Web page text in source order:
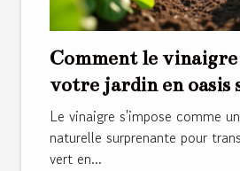
Comment le
votre jardin en oasis
mauvaises herbes ?
Le vinaigre s'impose comme
naturelle surprenante pour
vert en...